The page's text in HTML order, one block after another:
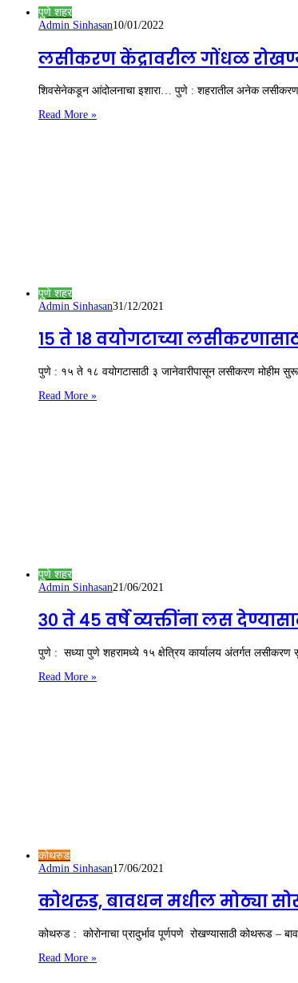
पुणे शहर
Admin Sinhasan10/01/2022
लसीकरण केंद्रावरील गोंधळ
शिवसेनेकडून आंदोलनाचा इशारा… पुणे : शहरातील अनेक लसीकरण
Read More »
पुणे शहर
Admin Sinhasan31/12/2021
१५ ते १८ वयोगटाच्या
पुणे : १५ ते १८ वयोगटासाठी ३ जानेवारीपासून लसीकरण मोहीम
Read More »
पुणे शहर
Admin Sinhasan21/06/2021
३० ते ४५ वर्षे व्यक्तींना लस
पुणे : सध्या पुणे शहरामध्ये १५ क्षेत्रिय कार्यालय अंतर्गत
Read More »
कोथरुड
Admin Sinhasan17/06/2021
कोथरुड, बावधन मधील मोठ्या
कोथरुड : कोरोनाचा प्रादुर्भाव पूर्णपणे रोखण्यासाठी कोथरूड –
Read More »